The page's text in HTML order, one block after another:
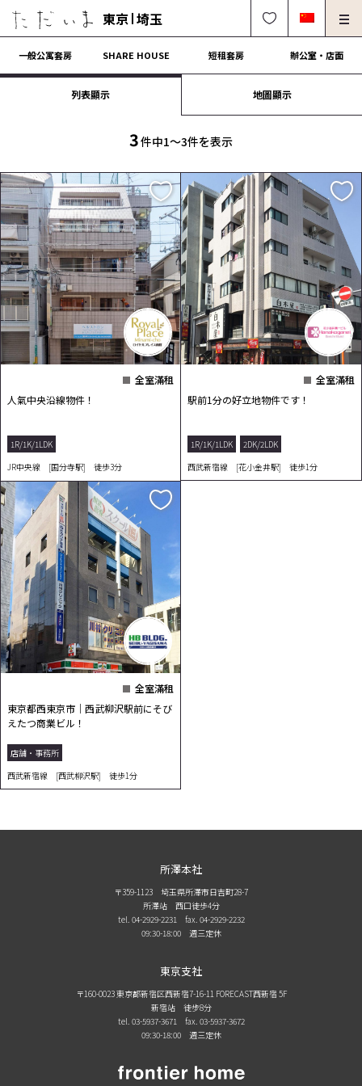
東京 埼玉
中文可 English OK 0120-249-900
房東、物件管理請進
法人契約租屋請進
簽約流程
營運會社
一般公寓套房 SHARE HOUSE 短租套房 辦公室・店面
列表顯示 地圖顯示
3件中1〜3件を表示
全室滿租
人氣中央沿線物件！
1R/1K/1LDK
JR中央線 [国分寺駅] 徒歩3分
全室滿租
駅前1分の好立地物件です！
1R/1K/1LDK
2DK/2LDK
西武新宿線 [花小金井駅] 徒歩1分
全室滿租
東京都西東京市｜西武柳沢駅前にそび
えたつ商業ビル！
店舗・事務所
西武新宿線 [西武柳沢駅] 徒歩1分
所澤本社
〒359-1123 埼玉県所澤市日吉町28-7
所澤站 西口徒歩4分
tel. 04-2929-2231fax. 04-2929-2232
09:30-18:00 週三定休
東京支社
〒160-0023 東京都新宿区西新宿7-16-11 FORECAST西新宿 5F
新宿站 徒步8分
tel. 03-5937-3671fax. 03-5937-3672
09:30-18:00 週三定休